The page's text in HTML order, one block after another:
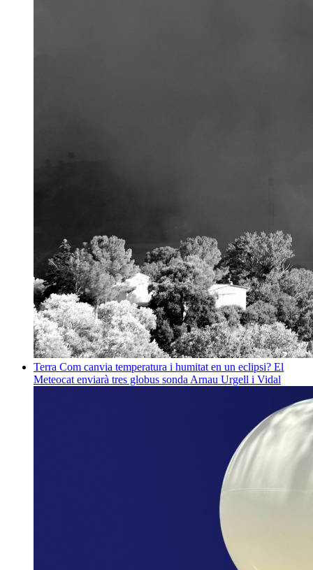
Terra Com canvia temperatura i humitat en un eclipsi? El
Meteocat enviarà tres globus sonda Arnau Urgell i Vidal